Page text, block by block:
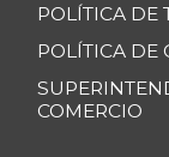
POLÍTICA DE
POLÍTICA DE
COMERCIO